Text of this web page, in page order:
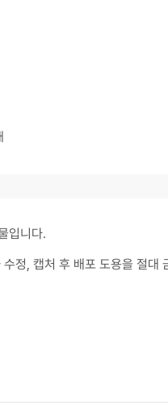
입니다.
정, 캡처 후 배포 도용을 절대